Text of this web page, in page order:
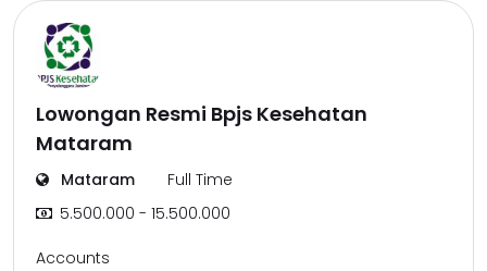
Lowongan Resmi Bpjs Kesehatan
Mataram
Mataram
Full Time
5.500.000 - 15.500.000
Accounts